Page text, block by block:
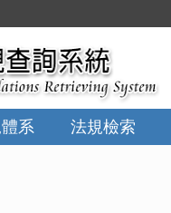
系 法規檢索